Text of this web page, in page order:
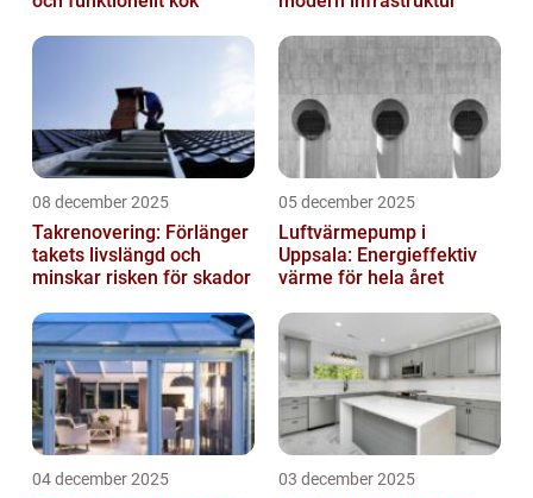
08 december 2025
Takrenovering: Förlänger
takets livslängd och
minskar risken för skador
05 december 2025
Luftvärmepump i
Uppsala: Energieffektiv
värme för hela året
04 december 2025 03 december 2025